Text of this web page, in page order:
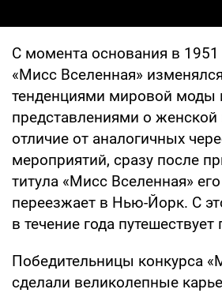
С момента основания в 1951
«Мисс Вселенная»
тенденциями мировой моды
представлениями о женской
отличие от аналогичных
мероприятий, сразу после
титула «Мисс Вселенная»
переезжает в Нью-Йорк. С
в течение года
Победительницы конкурса
сделали великолепные